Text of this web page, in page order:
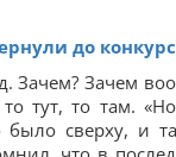
до
Зачем? Зачем
то тут, то там.
было сверху, и